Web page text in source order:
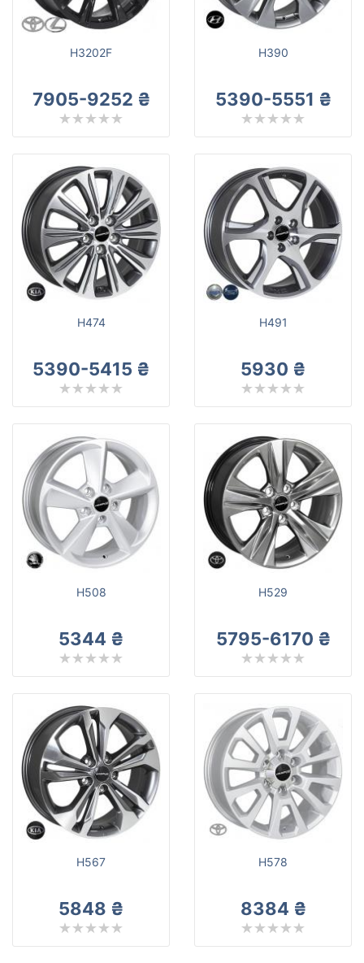
H3202F
7905-9252 ₴
H390
5390-5551 ₴
H474
5390-5415 ₴
H491
5930 ₴
H508
5344 ₴
H529
5795-6170 ₴
H567
5848 ₴
H578
8384 ₴